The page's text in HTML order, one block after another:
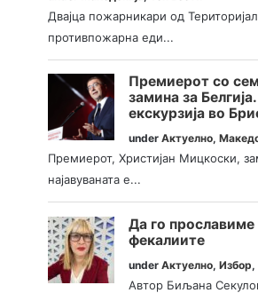
Двајца пожарникари од
противпожарна еди...
Премиерот со
замина за
екскурзија во
underАктуелно,
Премиерот, Христијан Мицкоски,
најавуваната е...
Да го прославиме
фекалиите
underАктуелно,Избор,
Автор Биљана